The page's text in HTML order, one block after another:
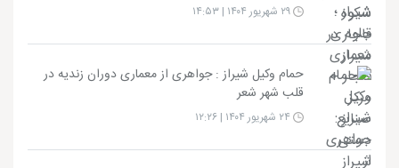
حمام وکیل شیراز : جواهری از معماری دوران زندیه در
قلب شهر شعر